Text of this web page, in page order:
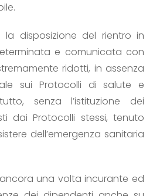
la disposizione del rientro in
e comunicata con
ridotti, in assenza
sui Protocolli di salute e
senza l’istituzione dei
dai Protocolli stessi, tenuto
dell’emergenza sanitaria
una volta incurante ed